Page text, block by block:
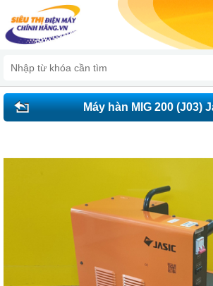
Máy hàn MIG 200 (J03)